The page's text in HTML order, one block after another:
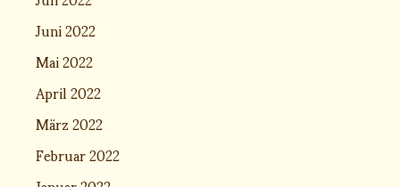
Juni 2022
Mai 2022
April 2022
März 2022
Februar 2022